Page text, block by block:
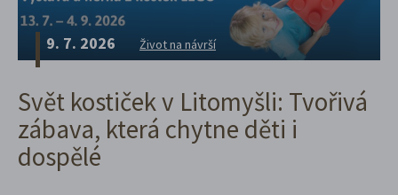
9. 7. 2026 Život na návrší
Svět kostiček v Litomyšli: Tvořivá
zábava, která chytne děti i
dospělé